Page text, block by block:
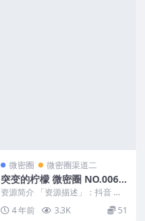
微密圈 微密圈渠道二
突变的柠檬 微密圈 NO.006
期
资源简介 「资源描述」：抖音 突
变的柠檬 微密圈 NO.006期 【36
P】 「...
4 年前 3.3K 51